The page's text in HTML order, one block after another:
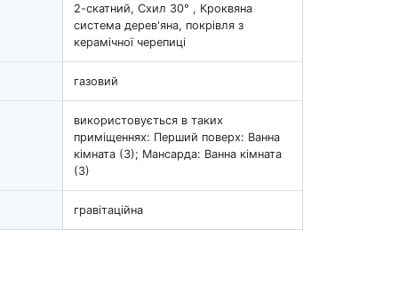
2-скатний, Схил 30° , Кроквяна
система дерев'яна, покрівля з
керамічної черепиці
газовий
використовується в таких
приміщеннях: Перший поверх: Ванна
кімната (3); Мансарда: Ванна кімната
(3)
гравітаційна